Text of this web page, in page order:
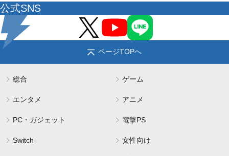
公式SNS
ページTOPへ
総合 ゲーム
エンタメ アニメ
PC・ガジェット 電撃PS
Switch 女性向け